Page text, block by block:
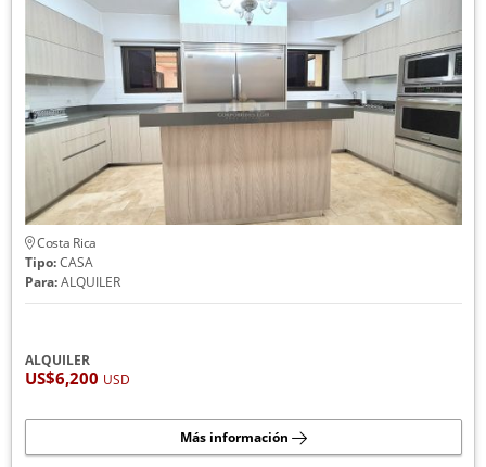
Costa Rica
Tipo:CASA
Para:ALQUILER
ALQUILER
US$6,200 USD
Más información